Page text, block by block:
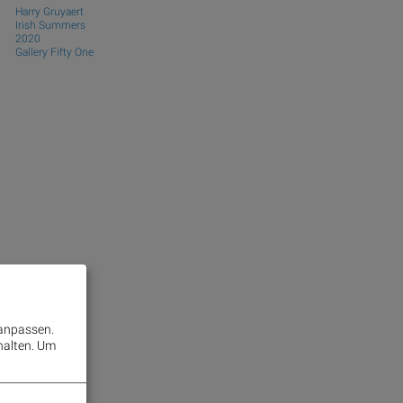
Harry Gruyaert
Irish Summers
2020
Gallery Fifty One
Um